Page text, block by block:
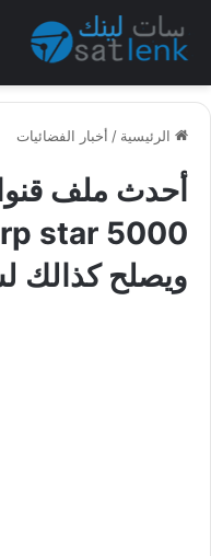
الرئيسية / أخبار الفضائيات
أحدث ملف
ويصلح كذالك